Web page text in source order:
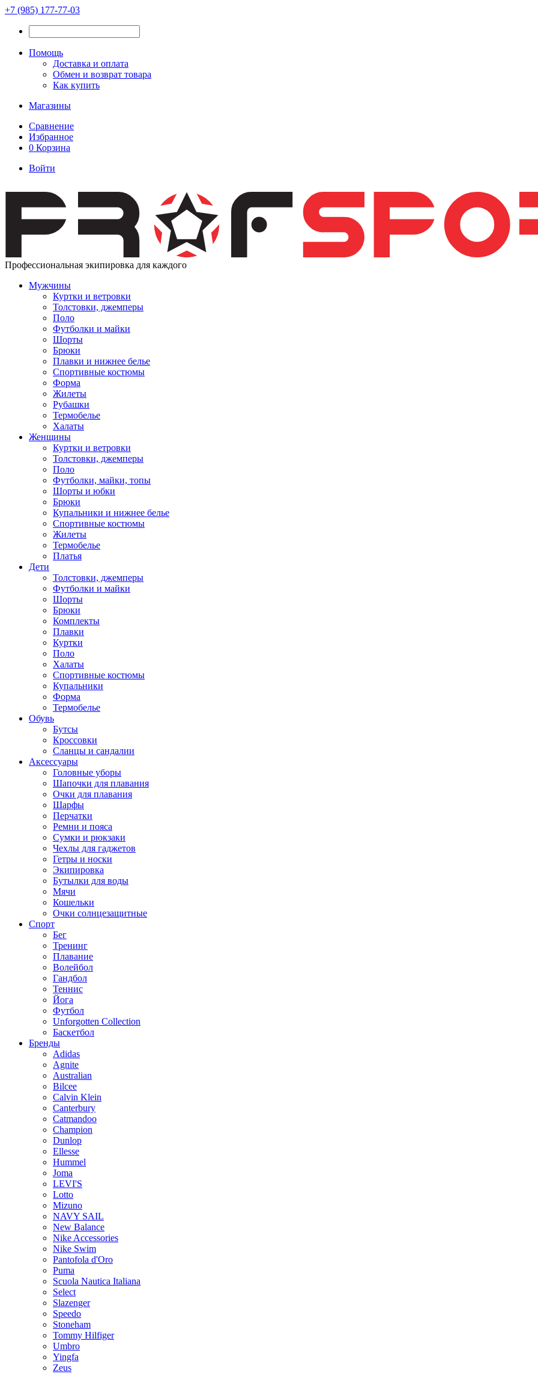
+7 (985) 177-77-03
Помощь
Доставка и оплата
Обмен и возврат товара
Как купить
Магазины
Сравнение
Избранное
0 Корзина
Войти
Профессиональная экипировка для каждого
Мужчины
Куртки и ветровки
Толстовки, джемперы
Поло
Футболки и майки
Шорты
Брюки
Плавки и нижнее белье
Спортивные костюмы
Форма
Жилеты
Рубашки
Термобелье
Халаты
Женщины
Куртки и ветровки
Толстовки, джемперы
Поло
Футболки, майки, топы
Шорты и юбки
Брюки
Купальники и нижнее белье
Спортивные костюмы
Жилеты
Термобелье
Платья
Дети
Толстовки, джемперы
Футболки и майки
Шорты
Брюки
Комплекты
Плавки
Куртки
Поло
Халаты
Спортивные костюмы
Купальники
Форма
Термобелье
Обувь
Бутсы
Кроссовки
Сланцы и сандалии
Аксессуары
Головные уборы
Шапочки для плавания
Очки для плавания
Шарфы
Перчатки
Ремни и пояса
Сумки и рюкзаки
Чехлы для гаджетов
Гетры и носки
Экипировка
Бутылки для воды
Мячи
Кошельки
Очки солнцезащитные
Спорт
Бег
Тренинг
Плавание
Волейбол
Гандбол
Теннис
Йога
Футбол
Unforgotten Collection
Баскетбол
Бренды
Adidas
Agnite
Australian
Bilcee
Calvin Klein
Canterbury
Catmandoo
Champion
Dunlop
Ellesse
Hummel
Joma
LEVI'S
Lotto
Mizuno
NAVY SAIL
New Balance
Nike Accessories
Nike Swim
Pantofola d'Oro
Puma
Scuola Nautica Italiana
Select
Slazenger
Speedo
Stoneham
Tommy Hilfiger
Umbro
Yingfa
Zeus